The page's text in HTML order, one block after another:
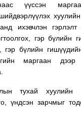
үүссэн
ихэвчлэн гэрлэлт
гэр бүлийн
гэр бүлийн
маргаан дээр
тухай
үндсэн зарчмыг